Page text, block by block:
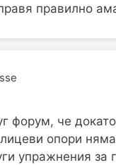
правилно
форум, че
опори
упражнения за